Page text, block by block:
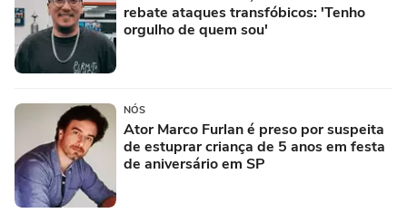
rebate ataques transfóbicos: 'Tenho
orgulho de quem sou'
NÓS
Ator Marco Furlan é preso por suspeita
de estuprar criança de 5 anos em festa
de aniversário em SP